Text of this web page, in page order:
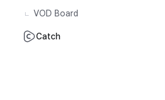
VOD Board
Catch